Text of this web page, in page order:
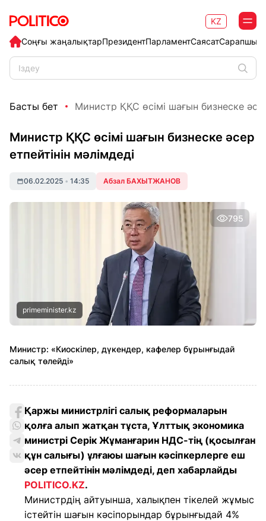
Соңғы жаңалықтарПрезидентПарламентСаясат
KZ
Басты бет Министр ҚҚС өсімі шағын бизнеске әсер
Министр ҚҚС өсімі шағын бизнеске әсер
етпейтінін мәлімдеді
06.02.2025 • 14:35 Абзал БАХЫТЖАНОВ
795
primeminister.kz
Министр: «Киоскілер, дүкендер, кафелер бұрынғыдай
салық төлейді»
Қаржы министрлігі салық реформаларын
қолға алып жатқан тұста, Ұлттық экономика
министрі Серік Жұманғарин НДС-тің (қосылған
құн салығы) ұлғаюы шағын кәсіпкерлерге еш
әсер етпейтінін мәлімдеді, деп хабарлайды
POLITICO.KZ.
Министрдің айтуынша, халықпен тікелей жұмыс
істейтін шағын кәсіпорындар бұрынғыдай 4%